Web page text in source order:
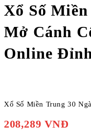
Xổ Số
Mở Cánh
Online
Xổ Số Miền Trung 30
208,289 VNĐ